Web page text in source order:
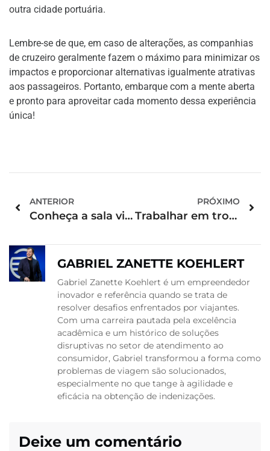
outra cidade portuária.
Lembre-se de que, em caso de alterações, as companhias
de cruzeiro geralmente fazem o máximo para minimizar os
impactos e proporcionar alternativas igualmente atrativas
aos passageiros. Portanto, embarque com a mente aberta
e pronto para aproveitar cada momento dessa experiência
única!
ANTERIOR
Conheça a sala vip do aeroporto internacional de Florianópolis
PRÓXIMO
Trabalhar em troca de hospedagem: vantagens e desvantagens
GABRIEL ZANETTE KOEHLERT
Gabriel Zanette Koehlert é um empreendedor
inovador e referência quando se trata de
resolver desafios enfrentados por viajantes.
Com uma carreira pautada pela excelência
acadêmica e um histórico de soluções
disruptivas no setor de atendimento ao
consumidor, Gabriel transformou a forma como
problemas de viagem são solucionados,
especialmente no que tange à agilidade e
eficácia na obtenção de indenizações.
Deixe um comentário